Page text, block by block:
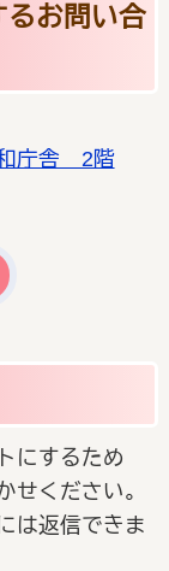
るお問い合
庁舎 2階
にするため
せください。
は返信できま